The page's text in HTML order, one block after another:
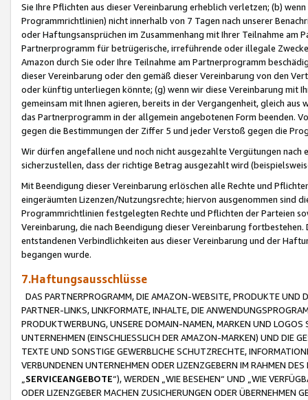
Sie Ihre Pflichten aus dieser Vereinbarung erheblich verletzen; (b)
Programmrichtlinien) nicht innerhalb von 7 Tagen nach unserer
oder Haftungsansprüchen im Zusammenhang mit Ihrer Teilnahme am
Partnerprogramm für betrügerische, irreführende oder illegale
Amazon durch Sie oder Ihre Teilnahme am Partnerprogramm
dieser Vereinbarung oder den gemäß dieser Vereinbarung von den
oder künftig unterliegen könnte; (g) wenn wir diese Vereinbarung mit
gemeinsam mit Ihnen agieren, bereits in der Vergangenheit, gleich
das Partnerprogramm in der allgemein angebotenen Form beenden.
gegen die Bestimmungen der Ziffer 5 und jeder Verstoß gegen die
Wir dürfen angefallene und noch nicht ausgezahlte Vergütungen
sicherzustellen, dass der richtige Betrag ausgezahlt wird
Mit Beendigung dieser Vereinbarung erlöschen alle Rechte und
eingeräumten Lizenzen/Nutzungsrechte; hiervon ausgenommen sind
Programmrichtlinien festgelegten Rechte und Pflichten der Parteien
Vereinbarung, die nach Beendigung dieser Vereinbarung
entstandenen Verbindlichkeiten aus dieser Vereinbarung und der
begangen wurde.
7.Haftungsausschlüsse
DAS PARTNERPROGRAMM, DIE AMAZON-WEBSITE, PRODUKTE UND
PARTNER-LINKS, LINKFORMATE, INHALTE, DIE
PRODUKTWERBUNG, UNSERE DOMAIN-NAMEN, MARKEN UND
UNTERNEHMEN (EINSCHLIESSLICH DER AMAZON-MARKEN) UND DIE
TEXTE UND SONSTIGE GEWERBLICHE SCHUTZRECHTE,
VERBUNDENEN UNTERNEHMEN ODER LIZENZGEBERN IM RAHMEN
SERVICEANGEBOTE“), WERDEN „WIE BESEHEN“ UND „WIE
ODER LIZENZGEBER MACHEN ZUSICHERUNGEN ODER ÜBERNEHMEN